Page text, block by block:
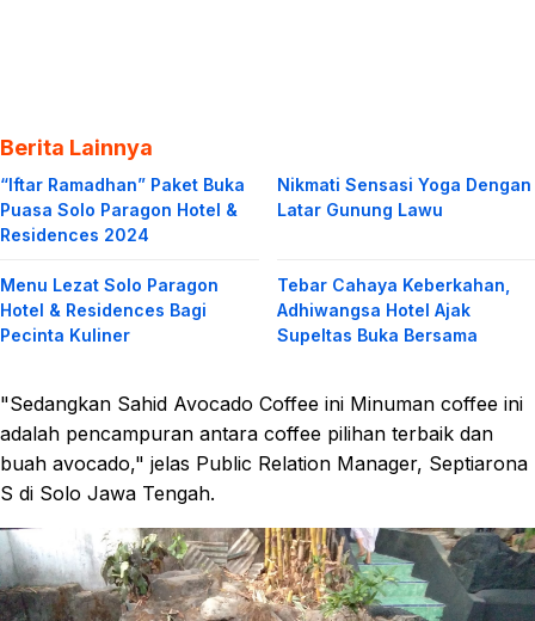
Berita Lainnya
“Iftar Ramadhan” Paket Buka
Puasa Solo Paragon Hotel &
Residences 2024
Nikmati Sensasi Yoga Dengan
Latar Gunung Lawu
Menu Lezat Solo Paragon
Hotel & Residences Bagi
Pecinta Kuliner
Tebar Cahaya Keberkahan,
Adhiwangsa Hotel Ajak
Supeltas Buka Bersama
"Sedangkan Sahid Avocado Coffee ini Minuman coffee ini
adalah pencampuran antara coffee pilihan terbaik dan
buah avocado," jelas Public Relation Manager, Septiarona
S di Solo Jawa Tengah.